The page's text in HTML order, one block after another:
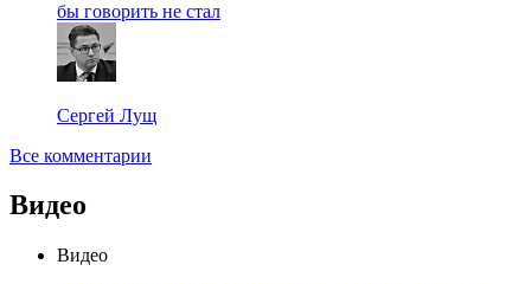
бы говорить не стал
Сергей Лущ
Все комментарии
Видео
Видео